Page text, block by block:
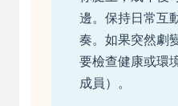
邊。保持日常互
奏。如果突然劇
要檢查健康或環
成員）。